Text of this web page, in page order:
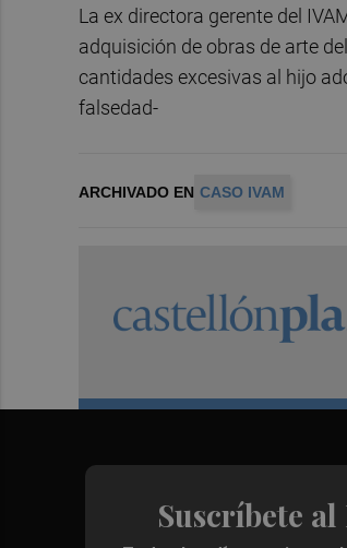
La ex directora gerente del
adquisición de obras de arte
cantidades excesivas al hijo
falsedad-
ARCHIVADO EN CASO IVAM
Suscríbete